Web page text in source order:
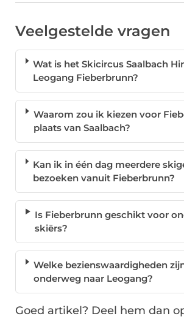
Veelgestelde vragen
Wat is het Skicircus Saalbach
Leogang Fieberbrunn?
Waarom zou ik kiezen voor
plaats van Saalbach?
Kan ik in één dag meerdere
bezoeken vanuit Fieberbrunn?
Is Fieberbrunn geschikt voor
skiërs?
Welke bezienswaardigheden
onderweg naar Leogang?
Goed artikel? Deel hem dan